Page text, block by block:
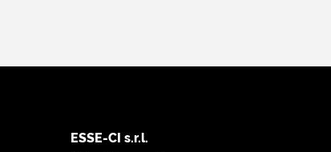
ESSE-CI s.r.l.